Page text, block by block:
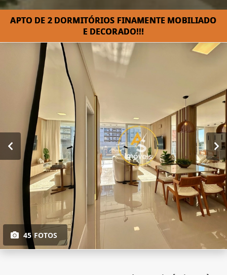
APTO DE 2 DORMITÓRIOS FINAMENTE MOBILIADO
E DECORADO!!!
45 FOTOS